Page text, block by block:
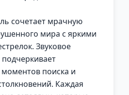
сочетает мрачную
мира с яркими
Звуковое
поиска и
Каждая